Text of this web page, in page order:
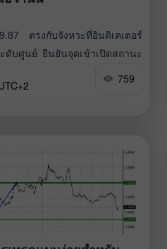
ตรงกับจังหวะที่อินดิเคเตอร์
ดับศูนย์ ยืนยันจุดเข้าเปิดสถานะ
ผลให้คู่เงินปรับตัวลงไป 100 จุด
ลลาร์ไม่สามารถรักษาตำแหน่ง
759